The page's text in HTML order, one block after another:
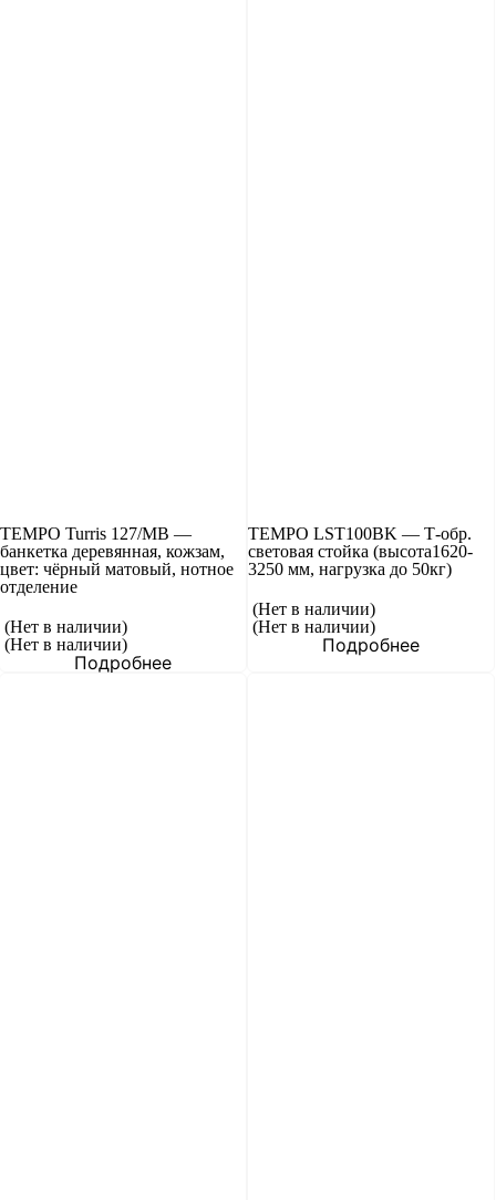
TEMPO Turris 127/MB —
банкетка деревянная, кожзам,
цвет: чёрный матовый, нотное
отделение
(Нет в наличии)
(Нет в наличии)
Подробнее
TEMPO LST100BK — Т-обр.
световая стойка (высота1620-
3250 мм, нагрузка до 50кг)
(Нет в наличии)
(Нет в наличии)
Подробнее